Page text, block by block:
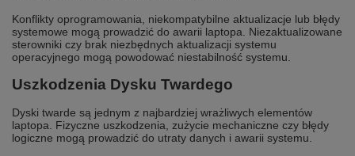
Konflikty oprogramowania, niekompatybilne aktualizacje lub błędy
systemowe mogą prowadzić do awarii laptopa. Niezaktualizowane
sterowniki czy brak niezbędnych aktualizacji systemu
operacyjnego mogą powodować niestabilność systemu.
Uszkodzenia Dysku Twardego
Dyski twarde są jednym z najbardziej wrażliwych elementów
laptopa. Fizyczne uszkodzenia, zużycie mechaniczne czy błędy
logiczne mogą prowadzić do utraty danych i awarii systemu.